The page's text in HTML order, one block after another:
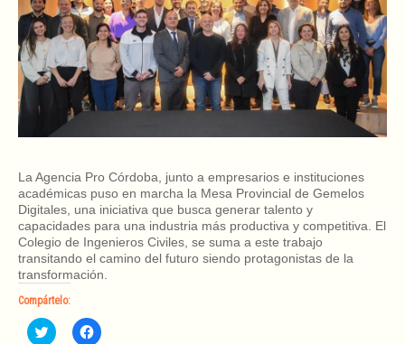
La Agencia Pro Córdoba, junto a empresarios e instituciones
académicas puso en marcha la Mesa Provincial de Gemelos
Digitales, una iniciativa que busca generar talento y
capacidades para una industria más productiva y competitiva. El
Colegio de Ingenieros Civiles, se suma a este trabajo
transitando el camino del futuro siendo protagonistas de la
transformación.
Compártelo:
H H